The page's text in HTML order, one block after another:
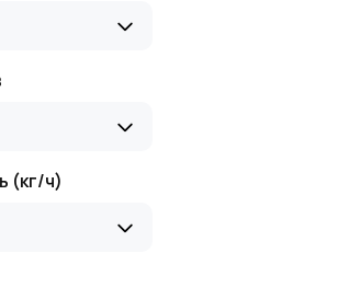
(кг/ч)